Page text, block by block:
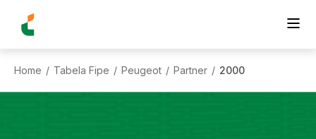
Home / Tabela Fipe / Peugeot / Partner / 2000